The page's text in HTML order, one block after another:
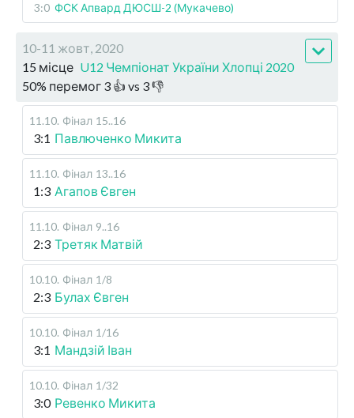
3:0 ФСК Апвард ДЮСШ-2 (Мукачево)
10-11 жовт, 2020
15 місце U12 Чемпіонат України Хлопці 2020
50% перемог 3 👍 vs 3👎
11.10. Фінал 15..16
3:1 Павлюченко Микита
11.10. Фінал 13..16
1:3 Агапов Євген
11.10. Фінал 9..16
2:3 Третяк Матвій
10.10. Фінал 1/8
2:3 Булах Євген
10.10. Фінал 1/16
3:1 Мандзій Іван
10.10. Фінал 1/32
3:0 Ревенко Микита